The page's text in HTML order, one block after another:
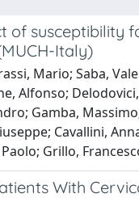
of susceptibility
Italy)
Mario; Saba,
Alfonso;
Gamba,
Cavallini,
Grillo,
With